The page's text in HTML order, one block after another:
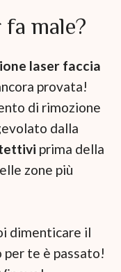
male?
laser faccia
provata!
di rimozione
dalla
prima della
zone più
dimenticare il
per te è passato!